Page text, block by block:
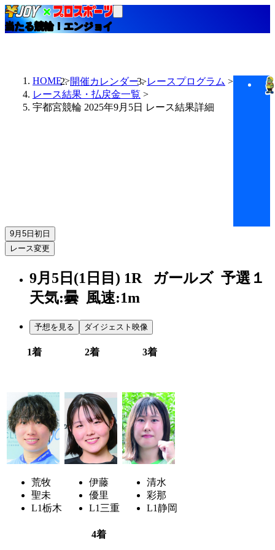
当たる競輪！エンジョイ
HOME 開催カレンダー
レースプログラム
レース結果・払戻金一覧
宇都宮競輪 2025年9月5日 レース結果詳細
9月5日 初日
レース変更
9月5日(1日目) 1R ガールズ 予選１
天気:曇 風速:1m
予想を見る ダイジェスト映像
1着 2着 3着
荒牧
聖未
L1栃木
伊藤
優里
L1 三重
清水
彩那
L1静岡
4着